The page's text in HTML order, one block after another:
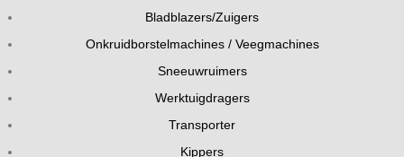
Bladblazers/Zuigers
Onkruidborstelmachines / Veegmachines
Sneeuwruimers
Werktuigdragers
Transporter
Kippers